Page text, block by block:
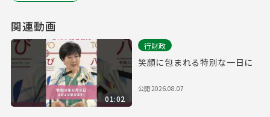
関連動画
01:02
行財政
笑顔に包まれる特別な一日に
公開2026.08.07